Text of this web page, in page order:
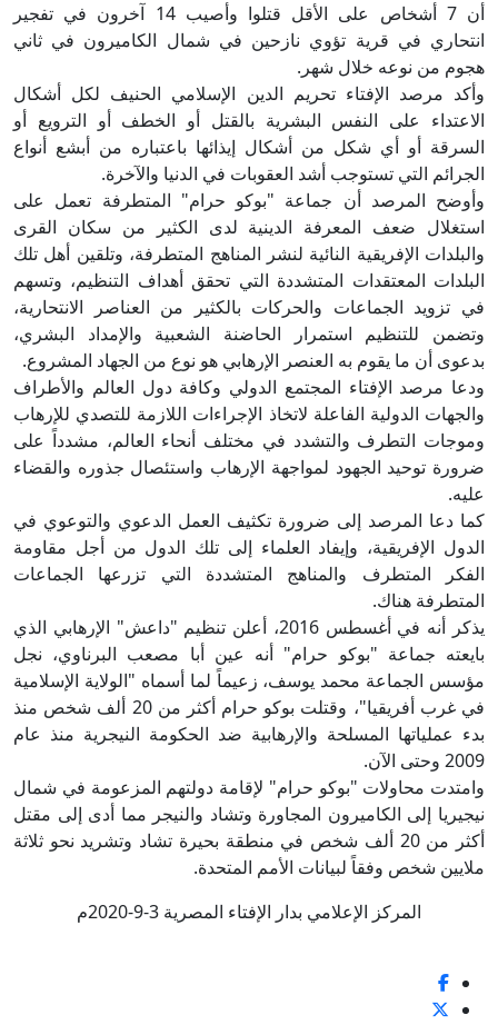
أن 7 أشخاص على الأقل قتلوا وأصيب 14 آخرون في تفجير
انتحاري في قرية تؤوي نازحين في شمال الكاميرون في ثاني
هجوم من نوعه خلال شهر.
وأكد مرصد الإفتاء تحريم الدين الإسلامي الحنيف لكل أشكال
الاعتداء على النفس البشرية بالقتل أو الخطف أو الترويع أو
السرقة أو أي شكل من أشكال إيذائها باعتباره من أبشع أنواع
الجرائم التي تستوجب أشد العقوبات في الدنيا والآخرة.
وأوضح المرصد أن جماعة "بوكو حرام" المتطرفة تعمل على
استغلال ضعف المعرفة الدينية لدى الكثير من سكان القرى
والبلدات الإفريقية النائية لنشر المناهج المتطرفة، وتلقين أهل تلك
البلدات المعتقدات المتشددة التي تحقق أهداف التنظيم، وتسهم
في تزويد الجماعات والحركات بالكثير من العناصر الانتحارية،
وتضمن للتنظيم استمرار الحاضنة الشعبية والإمداد البشري،
بدعوى أن ما يقوم به العنصر الإرهابي هو نوع من الجهاد المشروع.
ودعا مرصد الإفتاء المجتمع الدولي وكافة دول العالم والأطراف
والجهات الدولية الفاعلة لاتخاذ الإجراءات اللازمة للتصدي للإرهاب
وموجات التطرف والتشدد في مختلف أنحاء العالم، مشدداً على
ضرورة توحيد الجهود لمواجهة الإرهاب واستئصال جذوره والقضاء
عليه.
كما دعا المرصد إلى ضرورة تكثيف العمل الدعوي والتوعوي في
الدول الإفريقية، وإيفاد العلماء إلى تلك الدول من أجل مقاومة
الفكر المتطرف والمناهج المتشددة التي تزرعها الجماعات
المتطرفة هناك.
يذكر أنه في أغسطس 2016، أعلن تنظيم "داعش" الإرهابي الذي
بايعته جماعة "بوكو حرام" أنه عين أبا مصعب البرناوي، نجل
مؤسس الجماعة محمد يوسف، زعيماً لما أسماه "الولاية الإسلامية
في غرب أفريقيا"، وقتلت بوكو حرام أكثر من 20 ألف شخص منذ
بدء عملياتها المسلحة والإرهابية ضد الحكومة النيجرية منذ عام
2009 وحتى الآن.
وامتدت محاولات "بوكو حرام" لإقامة دولتهم المزعومة في شمال
نيجيريا إلى الكاميرون المجاورة وتشاد والنيجر مما أدى إلى مقتل
أكثر من 20 ألف شخص في منطقة بحيرة تشاد وتشريد نحو ثلاثة
ملايين شخص وفقاً لبيانات الأمم المتحدة.
المركز الإعلامي بدار الإفتاء المصرية 3-9-2020م